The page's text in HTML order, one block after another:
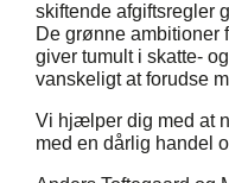
skiftende afgiftsregler
De grønne ambitioner
giver tumult i skatte-
vanskeligt at forudse
Vi hjælper dig med at
med en dårlig handel